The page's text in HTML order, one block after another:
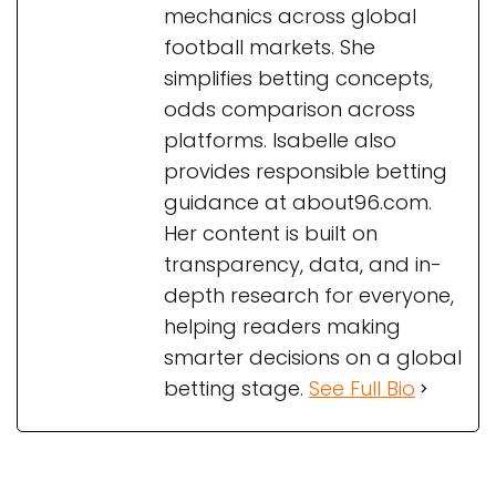
mechanics across global
football markets. She
simplifies betting concepts,
odds comparison across
platforms. Isabelle also
provides responsible betting
guidance at about96.com.
Her content is built on
transparency, data, and in-
depth research for everyone,
helping readers making
smarter decisions on a global
betting stage. See Full Bio